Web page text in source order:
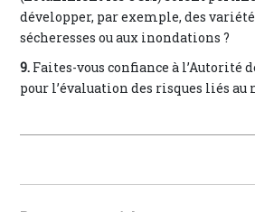
développer, par exemple, des
sécheresses ou aux inondations ?
9. Faites-vous confiance à l’Autorité
pour l’évaluation des risques liés au